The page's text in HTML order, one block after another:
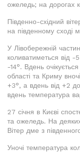
ожеледь; на дорогах
Південно-східний
на південному сході
У Лівобережній
коливатиметься від
-14°. Вдень
області та Криму
+3°, а вдень від +2
вдень температура
27 січня в Києві
та ожеледь. На
Вітер дме з
Уночі температура